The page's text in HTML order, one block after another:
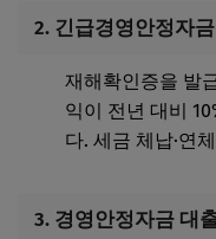
2. 긴급경영안정자
재해확인증을 발
익이 전년 대비
다. 세금 체납·연
3. 경영안정자금 대